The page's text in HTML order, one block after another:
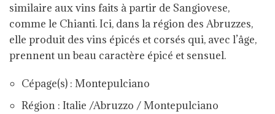
similaire aux vins faits à partir de Sangiovese,
comme le Chianti. Ici, dans la région des Abruzzes,
elle produit des vins épicés et corsés qui, avec l’âge,
prennent un beau caractère épicé et sensuel.
Cépage(s) : Montepulciano
Région : Italie /Abruzzo / Montepulciano